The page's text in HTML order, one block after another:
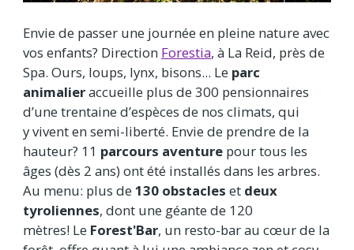
Envie de passer une journée en pleine nature avec
vos enfants? Direction Forestia, à La Reid, près de
Spa. Ours, loups, lynx, bisons... Le parc
animalieraccueille plus de 300 pensionnaires
d’une trentaine d’espèces de nos climats, qui
y vivent en semi-liberté. Envie de prendre de la
hauteur? 11 parcours aventure pour tous les
âges (dès 2 ans) ont été installés dans les arbres.
Au menu: plus de 130 obstacles et deux
tyroliennes, dont une géante de 120
mètres! Le Forest'Bar, un resto-bar au cœur de la